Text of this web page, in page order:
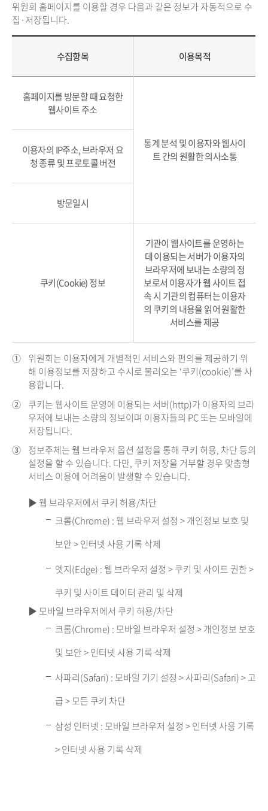
위원회 홈페이지를 이용할 경우 다음과 같은 정보가 자동적으로 수
집·저장됩니다.
수집항목 이용목적
홈페이지를 방문할 때 요청한
웹사이트 주소
통계 분석 및 이용자와 웹사이
트 간의 원활한 의사소통
이용자의 IP주소, 브라우저 요
청 종류 및 프로토콜 버전
방문일시
쿠키(Cookie) 정보
기관이 웹사이트를 운영하는
데 이용되는 서버가 이용자의
브라우저에 보내는 소량의 정
보로서 이용자가 웹 사이트 접
속 시 기관의 컴퓨터는 이용자
의 쿠키의 내용을 읽어 원활한
서비스를 제공
① 위원회는 이용자에게 개별적인 서비스와 편의를 제공하기 위
해 이용정보를 저장하고 수시로 불러오는 ‘쿠키(cookie)’를 사
용합니다.
② 쿠키는 웹사이트 운영에 이용되는 서버(http)가 이용자의 브라
우저에 보내는 소량의 정보이며 이용자들의 PC 또는 모바일에
저장됩니다.
③ 정보주체는 웹 브라우저 옵션 설정을 통해 쿠키 허용, 차단 등의
설정을 할 수 있습니다. 다만, 쿠키 저장을 거부할 경우 맞춤형
서비스 이용에 어려움이 발생할 수 있습니다.
▶ 웹 브라우저에서 쿠키 허용/차단
크롬(Chrome) : 웹 브라우저 설정 > 개인정보 보호 및
보안 > 인터넷 사용 기록 삭제
엣지(Edge) : 웹 브라우저 설정 > 쿠키 및 사이트 권한 >
쿠키 및 사이트 데이터 관리 및 삭제
▶ 모바일 브라우저에서 쿠키 허용/차단
크롬(Chrome) : 모바일 브라우저 설정 > 개인정보 보호
및 보안 > 인터넷 사용 기록 삭제
사파리(Safari) : 모바일 기기 설정 > 사파리(Safari) > 고
급 > 모든 쿠키 차단
삼성 인터넷 : 모바일 브라우저 설정 > 인터넷 사용 기록
> 인터넷 사용 기록 삭제